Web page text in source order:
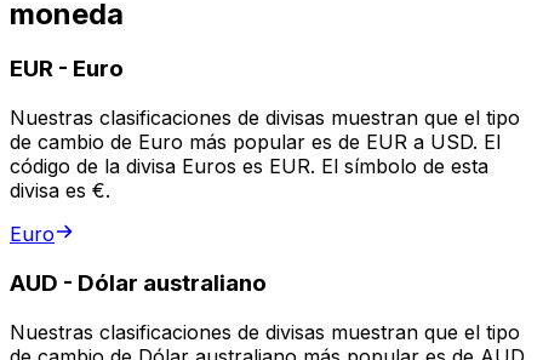
moneda
EUR - Euro
Nuestras clasificaciones de divisas muestran que el tipo
de cambio de Euro más popular es de EUR a USD. El
código de la divisa Euros es EUR. El símbolo de esta
divisa es €.
Euro
AUD - Dólar australiano
Nuestras clasificaciones de divisas muestran que el tipo